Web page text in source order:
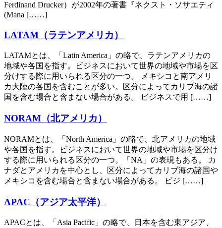
Ferdinand Drucker）が2002年の著書『ネクスト・ソサエティ
(Mana [……]
LATAM（ラテンアメリカ）
LATAMとは、「Latin America」の略で、ラテンアメリカの
地域や各国を指す。ビジネスにおいて世界の地域や市場を区
分けする際に用いられる区分の一つ。 メキシコと南アメリ
カ大陸の各国を含むことが多い。区分によってカリブ海の諸
国を含む場合と含まない場合がある。 ビジネスで用 [……]
NORAM（北アメリカ）
NORAMとは、「North America」の略で、北アメリカの地域
や各国を指す。ビジネスにおいて世界の地域や市場を区分け
する際に用いられる区分の一つ。「NA」の表現もある。 カ
ナダとアメリカを中心とし、区分によってカリブ海の諸国や
メキシコを含む場合と含まない場合がある。 ビジ [……]
APAC（アジア太平洋）
APACとは、「Asia Pacific」の略で、日本を含む東アジア、